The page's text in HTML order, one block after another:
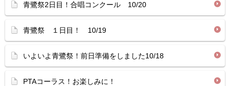
青鷺祭2日目！合唱コンクール 10/20
青鷺祭 １日目！ 10/19
いよいよ青鷺祭！前日準備をしました10/18
PTAコーラス！お楽しみに！